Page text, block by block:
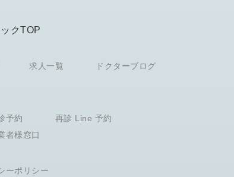
クTOP
求人一覧
ドクターブログ
予約
再診 Line 予約
者様窓口
ーポリシー